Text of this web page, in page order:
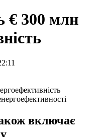
€ 300 млн
включає